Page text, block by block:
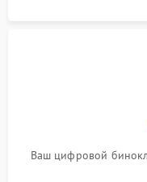
Ваш цифровой